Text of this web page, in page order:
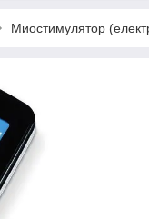
Миостимулятор